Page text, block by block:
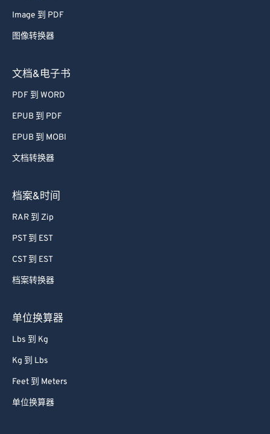
Image 到 PDF
图像转换器
文档&电子书
PDF 到 WORD
EPUB 到 PDF
EPUB 到 MOBI
文档转换器
档案&时间
RAR 到 Zip
PST 到 EST
CST 到 EST
档案转换器
单位换算器
Lbs 到 Kg
Kg 到 Lbs
Feet 到 Meters
单位换算器